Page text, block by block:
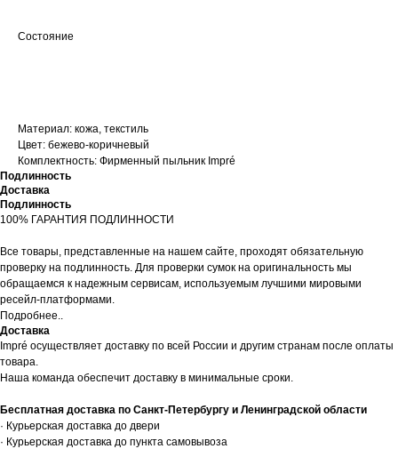
Состояние
Материал: кожа, текстиль
Цвет: бежево-коричневый
Комплектность: Фирменный пыльник Impré
Подлинность
Доставка
Подлинность
100% ГАРАНТИЯ ПОДЛИННОСТИ
Все товары, представленные на нашем сайте, проходят обязательную
проверку на подлинность. Для проверки сумок на оригинальность мы
обращаемся к надежным сервисам, используемым лучшими мировыми
ресейл-платформами.
Подробнее..
Доставка
Impré осуществляет доставку по всей России и другим странам после оплаты
товара.
Наша команда обеспечит доставку в минимальные сроки.
Бесплатная доставка по Санкт-Петербургу и Ленинградской области
· Курьерская доставка до двери
· Курьерская доставка до пункта самовывоза